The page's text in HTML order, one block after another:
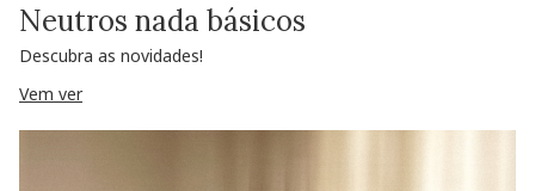
Neutros nada básicos
Descubra as novidades!
Vem ver